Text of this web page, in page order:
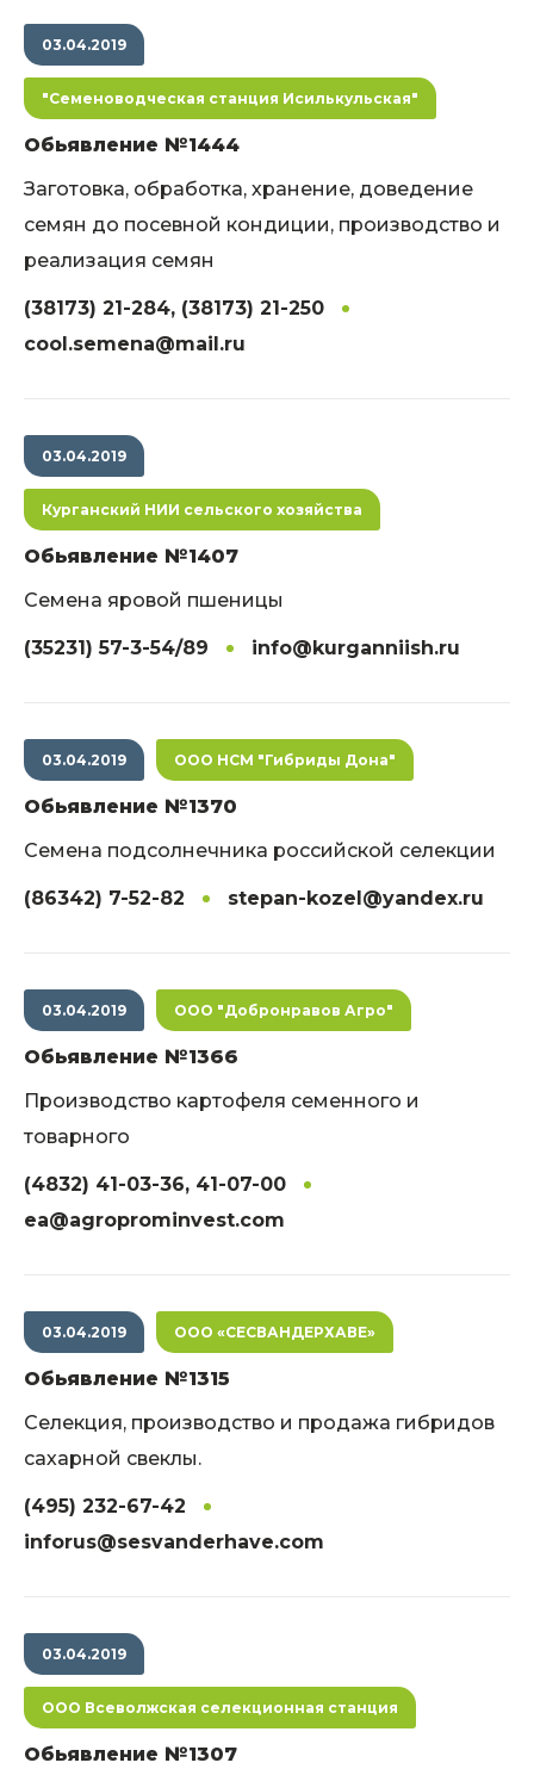
03.04.2019
"Семеноводческая станция Исилькульская"
Обьявление №1444
Заготовка, обработка, хранение, доведение
семян до посевной кондиции, производство и
реализация семян
(38173) 21-284, (38173) 21-250
cool.semena@mail.ru
03.04.2019
Курганский НИИ сельского хозяйства
Обьявление №1407
Семена яровой пшеницы
(35231) 57-3-54/89 info@kurganniish.ru
03.04.2019 ООО НСМ "Гибриды Дона"
Обьявление №1370
Семена подсолнечника российской селекции
(86342) 7-52-82 stepan-kozel@yandex.ru
03.04.2019 ООО "Добронравов Агро"
Обьявление №1366
Производство картофеля семенного и
товарного
(4832) 41-03-36, 41-07-00
ea@agroprominvest.com
03.04.2019 ООО «СЕСВАНДЕРХАВЕ»
Обьявление №1315
Cелекция, производство и продажа гибридов
сахарной свеклы.
(495) 232-67-42
inforus@sesvanderhave.com
03.04.2019
ООО Всеволжская селекционная станция
Обьявление №1307